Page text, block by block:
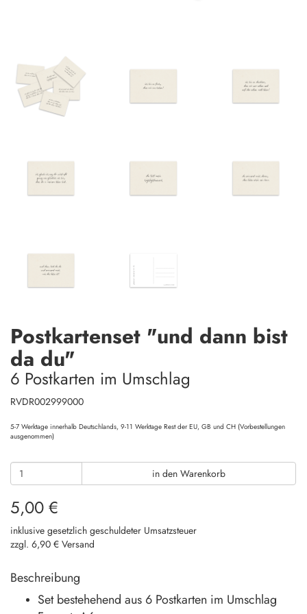
Postkartenset "und dann bist
da du"
6 Postkarten im Umschlag
RVDR002999000
5-7 Werktage innerhalb Deutschlands, 9-11 Werktage Rest der EU, GB und CH (Vorbestellungen
ausgenommen)
in den Warenkorb
5,00 €
inklusive gesetzlich geschuldeter Umsatzsteuer
zzgl. 6,90 € Versand
Beschreibung
Set bestehehend aus 6 Postkarten im Umschlag